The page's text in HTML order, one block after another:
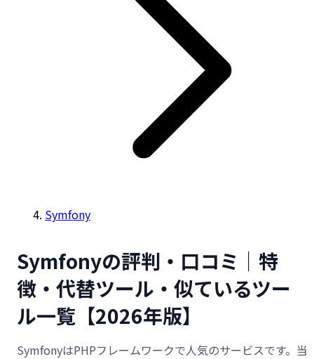
Symfony
Symfonyの評判・口コミ｜特
徴・代替ツール・似ているツー
ル一覧【2026年版】
SymfonyはPHPフレームワークで人気のサービスです。当